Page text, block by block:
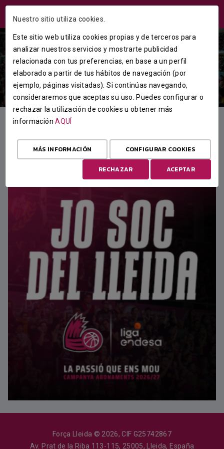
DESTACADO
Força Lleida © 2026, CIF G25742867
Av. Prat de la Riba 113-115, 25005, Lleida, España
Nuestro sitio utiliza cookies.
Este sitio web utiliza cookies propias y de terceros para
analizar nuestros servicios y mostrarte publicidad
relacionada con tus preferencias, en base a un perfil
elaborado a partir de tus hábitos de navegación (por
ejemplo, páginas visitadas). Si continúas navegando,
consideraremos que aceptas su uso. Puedes configurar o
rechazar la utilización de cookies u obtener más
informaciónAQUÍ
MÁS INFORMACIÓN CONFIGURAR COOKIES
RECHAZAR ACEPTAR